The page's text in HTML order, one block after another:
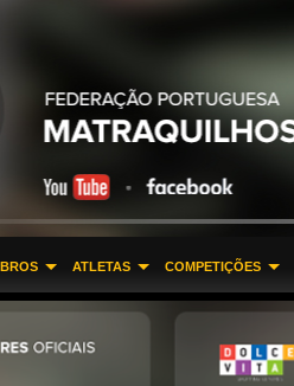
ATLETAS COMPETIÇÕES